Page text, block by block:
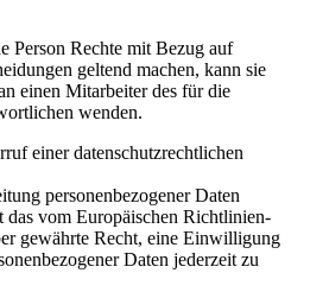
Person Rechte mit Bezug auf
geltend machen, kann sie
einen Mitarbeiter des für die
wenden.
einer datenschutzrechtlichen
personenbezogener Daten
das vom Europäischen Richtlinien-
gewährte Recht, eine Einwilligung
Daten jederzeit zu